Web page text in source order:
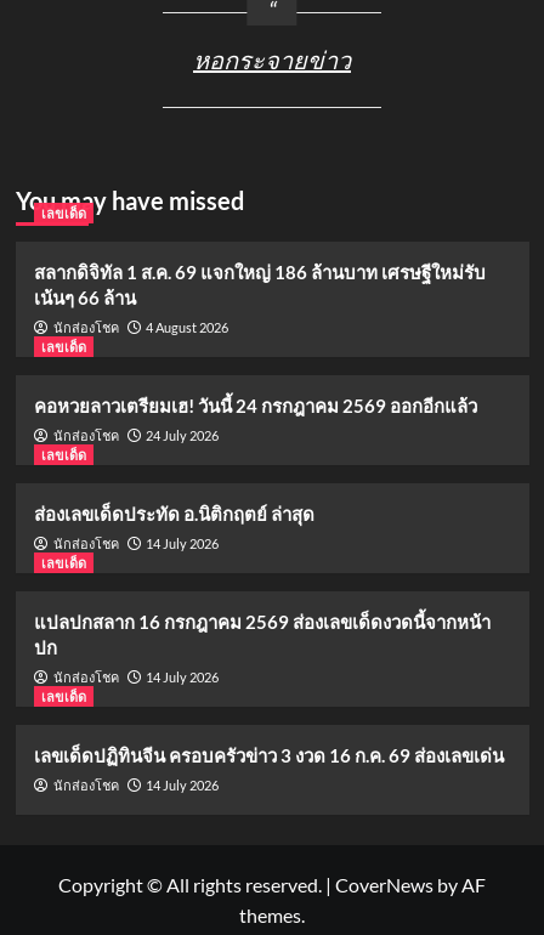
หอกระจายข่าว
You may have missed
เลขเด็ด
สลากดิจิทัล 1 ส.ค. 69 แจกใหญ่ 186 ล้านบาท เศรษฐีใหม่รับ
เน้นๆ 66 ล้าน
นักส่องโชค
4 August 2026
เลขเด็ด
คอหวยลาวเตรียมเฮ! วันนี้ 24 กรกฎาคม 2569 ออกอีกแล้ว
นักส่องโชค
24 July 2026
เลขเด็ด
ส่องเลขเด็ดประทัด อ.นิติกฤตย์ ล่าสุด
นักส่องโชค
14 July 2026
เลขเด็ด
แปลปกสลาก 16 กรกฎาคม 2569 ส่องเลขเด็ดงวดนี้จากหน้า
ปก
นักส่องโชค
14 July 2026
เลขเด็ด
เลขเด็ดปฏิทินจีน ครอบครัวข่าว 3 งวด 16 ก.ค. 69 ส่องเลขเด่น
นักส่องโชค 14 July 2026
Copyright © All rights reserved. | CoverNews by AF
themes.